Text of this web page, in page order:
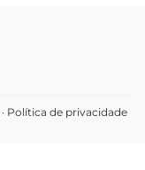
· Política de privacidade